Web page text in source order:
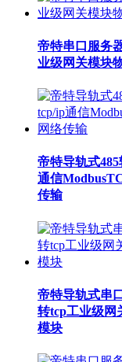
帝特串口服务
业级网关模块
帝特导轨式
通信
传输
帝特导轨式串
转tcp工业级网
模块